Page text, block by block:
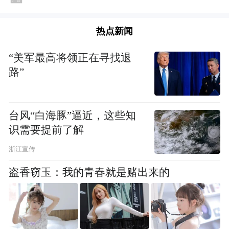
成。去年，村里搞起了手擀面大赛，鼓励大
娘大嫂们亮出绝活、创出花样。这不，一场
大赛下来，普普通通的手擀面创出了不少新
花样，如今的东辛屯手擀面，面有五种色，
功夫不仅下在面碗里，整个村子都为了打响
村，村口的一面“手擀面”大旗已经格外醒
目。进了村里主街，两侧全是写着“手擀面”
的小红旗，连村里的文化墙，也做成了手擀
热点新闻
“美军最高将领正在寻找退
路”
台风“白海豚”逼近，这些知
识需要提前了解
浙江宣传
盗香窃玉：我的青春就是赌出来的